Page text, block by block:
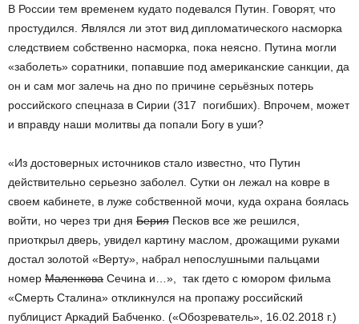
В России тем временем куда­то подевался Путин. Говорят, что
простудился. Являлся ли этот вид дипломатического насморка
следствием собственно насморка, пока неясно. Путина могли
«заболеть» соратники, попавшие под американские санкции, да
он и сам мог залечь на дно по причине серьёзных потерь
российского спецназа в Сирии (317 погибших). Впрочем, может
и вправду наши молитвы да попали Богу в уши?
«Из достоверных источников стало известно, что Путин
действительно серьезно заболел. Сутки он лежал на ковре в
своем кабинете, в луже собственной мочи, куда охрана боялась
войти, но через три дня Берия Песков все же решился,
приоткрыл дверь, увидел картину маслом, дрожащими руками
достал золотой «Верту», набрал непослушными пальцами
номер Маленкова Сечина и…», ­ так где­то с юмором фильма
«Смерть Сталина» откликнулся на пропажу российский
публицист Аркадий Бабченко. («Обозреватель», 16.02.2018 г.)